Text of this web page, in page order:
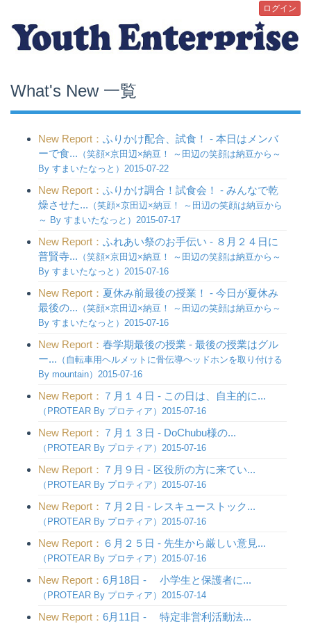
ログイン
What's New 一覧
New Report： ふりかけ配合、試食！ - 本日はメンバ
ーで食... （笑顔×京田辺×納豆！ ～田辺の笑顔は納豆から～
By すまいたなっと）2015-07-22
New Report： ふりかけ調合！試食会！ - みんなで乾
燥させた... （笑顔×京田辺×納豆！ ～田辺の笑顔は納豆から
～ By すまいたなっと）2015-07-17
New Report： ふれあい祭のお手伝い - ８月２４日に
普賢寺... （笑顔×京田辺×納豆！ ～田辺の笑顔は納豆から～
By すまいたなっと）2015-07-16
New Report： 夏休み前最後の授業！ - 今日が夏休み
最後の... （笑顔×京田辺×納豆！ ～田辺の笑顔は納豆から～
By すまいたなっと）2015-07-16
New Report： 春学期最後の授業 - 最後の授業はグル
ー... （自転車用ヘルメットに骨伝導ヘッドホンを取り付ける
By mountain）2015-07-16
New Report： ７月１４日 - この日は、自主的に...
（PROTEAR By プロティア）2015-07-16
New Report： ７月１３日 - DoChubu様の...
（PROTEAR By プロティア）2015-07-16
New Report： ７月９日 - 区役所の方に来てい...
（PROTEAR By プロティア）2015-07-16
New Report： ７月２日 - レスキューストック...
（PROTEAR By プロティア）2015-07-16
New Report： ６月２５日 - 先生から厳しい意見...
（PROTEAR By プロティア）2015-07-16
New Report： 6月18日 - 小学生と保護者に...
（PROTEAR By プロティア）2015-07-14
New Report： 6月11日 - 特定非営利活動法...